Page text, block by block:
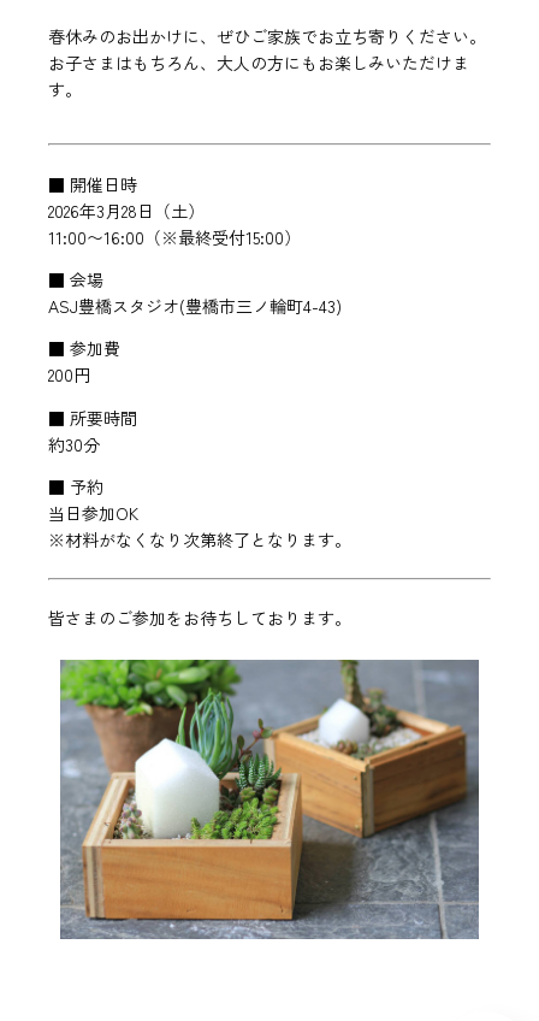
春休みのお出かけに、ぜひご家族でお立ち寄りください。
お子さまはもちろん、大人の方にもお楽しみいただけま
す。
■ 開催日時
2026年3月28日（土）
11:00〜16:00（※最終受付15:00）
■ 会場
ASJ豊橋スタジオ(豊橋市三ノ輪町4-43)
■ 参加費
200円
■ 所要時間
約30分
■ 予約
当日参加OK
※材料がなくなり次第終了となります。
皆さまのご参加をお待ちしております。